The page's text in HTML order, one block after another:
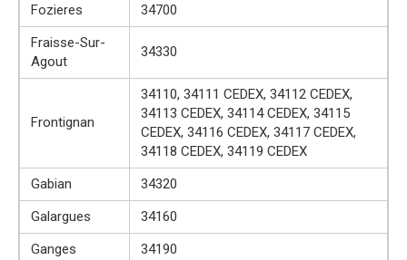
Fozieres
34700
Fraisse-Sur-
Agout
34330
Frontignan
34110, 34111 CEDEX, 34112 CEDEX,
34113 CEDEX, 34114 CEDEX, 34115
CEDEX, 34116 CEDEX, 34117 CEDEX,
34118 CEDEX, 34119 CEDEX
Gabian
34320
Galargues
34160
Ganges
34190